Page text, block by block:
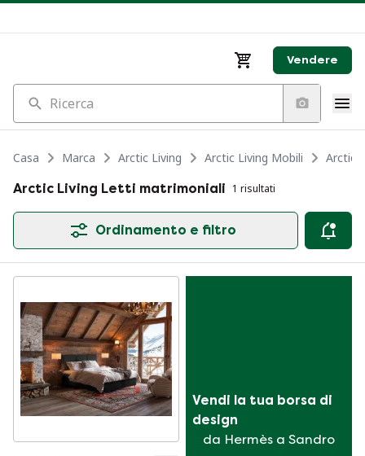
Vendere
Ricerca
Casa Marca Arctic Living Arctic Living Mobili
Arctic
Arctic Living Letti matrimoniali 1 risultati
Ordinamento e filtro
Vendi la tua borsa di
design
da Hermès a Sandro